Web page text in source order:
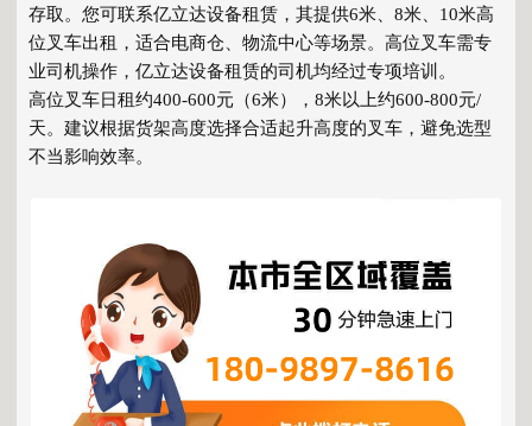
存取。您可联系亿立达设备租赁，其提供6米、8米、10米高
位叉车出租，适合电商仓、物流中心等场景。高位叉车需专
业司机操作，亿立达设备租赁的司机均经过专项培训。
高位叉车日租约400-600元（6米），8米以上约600-800元/
天。建议根据货架高度选择合适起升高度的叉车，避免选型
不当影响效率。